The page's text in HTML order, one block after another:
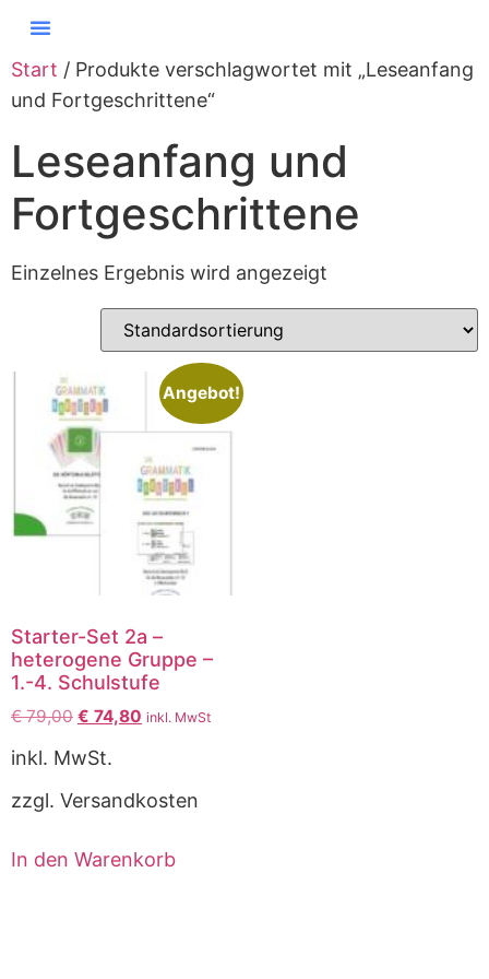
Start / Produkte verschlagwortet mit „Leseanfang
und Fortgeschrittene“
Leseanfang und
Fortgeschrittene
Einzelnes Ergebnis wird angezeigt
Angebot!
Starter-Set 2a –
heterogene Gruppe –
1.-4. Schulstufe
€79,00 € 74,80 inkl. MwSt
inkl. MwSt.
zzgl. Versandkosten
In den Warenkorb